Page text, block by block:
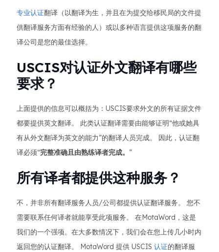
专业认证翻译（以翻译为生，并且在为提交给移民局的文件提
供翻译服务方面有经验的人）或以多种语言提供这项服务的翻
译公司是您的最佳选择。
USCIS对认证外文翻译有哪些
要求？
上面提供的信息可以概括为：USCIS要求外文的所有证据文件
都要提供英文翻译。 此类认证翻译需要由能够证明“他或她具
有从外文翻译为英文的能力”的翻译人员完成。 因此，认证翻
译必须“完整准确且由熟练译者完成。 ”
所有译者都提供这种服务？
不，并非所有翻译服务人员/公司都提供认证翻译服务。 您不
需要联系任何译者就能享受此项服务。 在MotaWord，这是
我们的一个强项。在大多数情况下，我们会在您上传几小时内
返回您的认证翻译。 MotaWord 提供 USCIS 认证的翻译服